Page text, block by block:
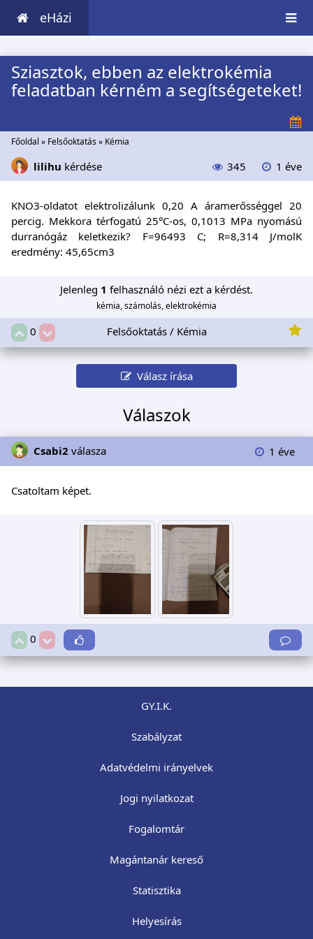
eHázi
Sziasztok, ebben az elektrokémia
feladatban kérném a segítségeteket!
Főoldal » Felsőoktatás» Kémia
lilihu kérdése 345 1 éve
KNO3-oldatot elektrolizálunk 0,20 A áramerősséggel 20
percig. Mekkora térfogatú 25°C-os, 0,1013 MPa nyomású
durranógáz keletkezik? F=96493 C; R=8,314 J/molK
eredmény: 45,65cm3
Jelenleg 1 felhasználó nézi ezt a kérdést.
kémia, számolás, elektrokémia
0 Felsőoktatás / Kémia
Válasz írása
Válaszok
Csabi2 válasza 1 éve
Csatoltam képet.
0
GY.I.K.
Szabályzat
Adatvédelmi irányelvek
Jogi nyilatkozat
Fogalomtár
Magántanár kereső
Statisztika
Helyesírás